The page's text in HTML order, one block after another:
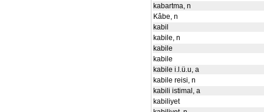
kabartma, n
Kâbe, n
kabil
kabile, n
kabile
kabile
kabile i.l.ü.u, a
kabile reisi, n
kabili istimal, a
kabiliyet